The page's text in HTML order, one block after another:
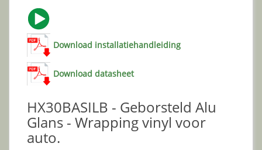
Download installatiehandleiding
Download datasheet
HX30BASILB - Geborsteld Alu
Glans - Wrapping vinyl voor
auto.